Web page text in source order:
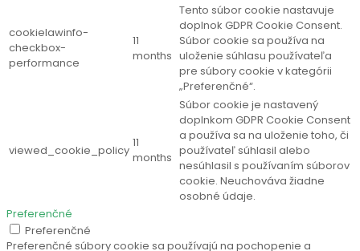
cookielawinfo-
checkbox-
performance
11
months
Tento súbor cookie nastavuje
doplnok GDPR Cookie Consent.
Súbor cookie sa používa na
uloženie súhlasu používateľa
pre súbory cookie v kategórii
„Preferenčné“.
viewed_cookie_policy
11
months
Súbor cookie je nastavený
doplnkom GDPR Cookie Consent
a používa sa na uloženie toho, či
používateľ súhlasil alebo
nesúhlasil s používaním súborov
cookie. Neuchováva žiadne
osobné údaje.
Preferenčné
Preferenčné
Preferenčné súbory cookie sa používajú na pochopenie a